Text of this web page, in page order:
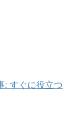
: すぐに役立つ